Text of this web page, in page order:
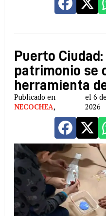
Puerto
patrimonio se
herramienta
Publicado en
NECOCHEA,
el 6
2026